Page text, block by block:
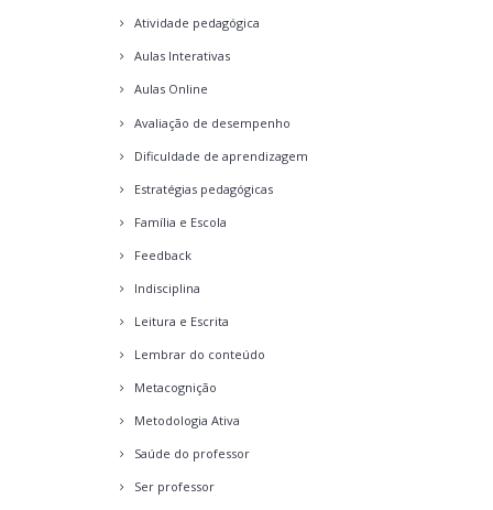
Atividade pedagógica
Aulas Interativas
Aulas Online
Avaliação de desempenho
Dificuldade de aprendizagem
Estratégias pedagógicas
Família e Escola
Feedback
Indisciplina
Leitura e Escrita
Lembrar do conteúdo
Metacognição
Metodologia Ativa
Saúde do professor
Ser professor